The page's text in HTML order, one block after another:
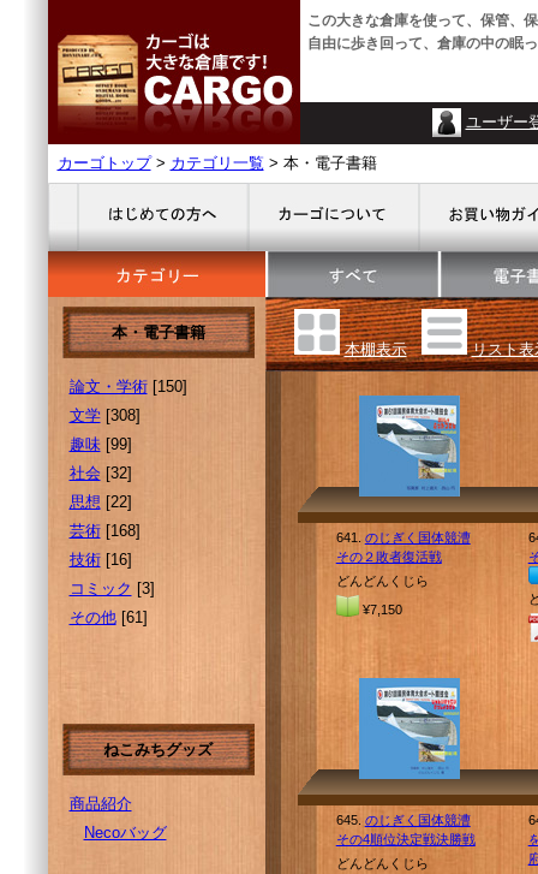
この大きな倉庫を使って、保管、
自由に歩き回って、倉庫の中の眠
ユーザー
カーゴトップ> カテゴリ一覧 > 本・電子書籍
本・電子書籍
論文・学術[150]
文学[308]
趣味[99]
社会[32]
思想 [22]
芸術[168]
技術[16]
コミック [3]
その他[61]
ねこみちグッズ
商品紹介
Necoバッグ
本棚表示 リスト表
641. のじぎく国体競漕
その２敗者復活戦
どんどんくじら
¥7,150
645. のじぎく国体競漕
その4順位決定戦決勝戦
どんどんくじら